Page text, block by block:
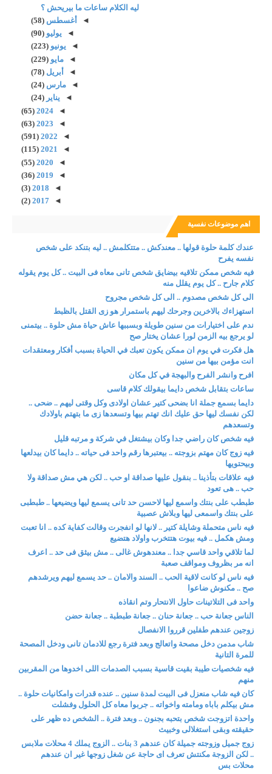
ليه الكلام ساعات ما بيريحش ؟
◄
أغسطس(58)
◄ يوليو(90)
◄ يونيو(223)
◄مايو(229)
◄
أبريل(78)
◄مارس(24)
◄ يناير(24)
◄
2024
(65)
◄
2023
(63)
◄
2022
(591)
◄
2021
(115)
◄
2020
(55)
◄
2019
(36)
◄
2018
(3)
◄
2017
(2)
اهم موضوعات نفسية
عندك كلمة حلوة قولها .. معندكش .. متتكلمش .. ليه بتنكد على شخص
نفسه يفرح
فيه شخص ممكن تلاقيه بيضايق شخص تانى معاه فى البيت .. كل يوم يقوله
كلام جارح .. كل يوم يقلل منه
الى كل شخص مصدوم .. الى كل شخص مجروح
استهزاءك بالاخرين وجرحك ليهم باستمرار هو زى القتل بالظبط
ندم على اختيارات من سنين طويلة وبسببها عاش حياة مش حلوة .. بيتمنى
لو يرجع بيه الزمن لورا عشان يختار صح
هل فكرت في يوم ان ممكن يكون تعبك في الحياة بسبب أفكار ومعتقدات
انت مؤمن بيها من سنين
افرح وانشر الفرح والبهجة في كل مكان
ساعات بتقابل شخص دايما بيقولك كلام قاسى
دايما بسمع جملة انا بضحى كتير عشان اولادى وكل وقتى ليهم .. ضحى ..
لكن نفسك ليها حق عليك انك تهتم بيها وتسعدها زى ما بتهتم باولادك
وتسعدهم
فيه شخص كان راضي جدا وكان بيشتغل في شركة و مرتبه قليل
فيه زوج كان مهتم بزوجته .. بيعتبرها رقم واحد فى حياته .. دايما كان بيدلعها
وبيحتويها
فيه علاقات بتأذينا .. بنقول عليها صداقة او حب .. لكن هي مش صداقة ولا
حب .. هى تعود
طبطب على بنتك واسمع ليها لاحسن حد تانى يسمع ليها ويضيعها .. طبطبى
على بنتك واسمعى ليها وبلاش عصبية
فيه ناس متحملة وشايلة كتير .. لانها لو انفجرت وقالت كفاية كده .. انا تعبت
ومش هكمل .. فيه بيوت هتتخرب واولاد هتضيع
لما تلاقي واحد قاسي جدا .. معندهوش غالى .. مش بيثق فى حد .. اعرف
انه مر بظروف ومواقف صعبة
فيه ناس لو كانت لاقية الحب .. السند والامان .. حد يسمع ليهم ويرشدهم
صح .. مكنوش ضاعوا
واحد فى التلاتينات حاول الانتحار وتم انقاذه
الناس جعانة حب .. جعانة حنان .. جعانة طبطبة .. جعانة حضن
زوجين عندهم طفلين قرروا الانفصال
شاب مدمن دخل مصحة واتعالج وبعد فترة رجع للادمان تانى ودخل المصحة
للمرة التانية
فيه شخصيات طيبة بقيت قاسية بسبب الصدمات اللى اخدوها من المقربين
منهم
كان فيه شاب منعزل فى البيت لمدة سنين .. عنده قدرات وامكانيات حلوة ..
مش بيكلم باباه ومامته واخواته .. جربوا معاه كل الحلول وفشلت
واحدة اتزوجت شخص بتحبه بجنون .. وبعد فترة .. الشخص ده ظهر على
حقيقته وبقى استغلالى وخبيث
زوج جميل وزوجته جميلة كان عندهم 3 بنات .. الزوج يملك 4 محلات ملابس
.. لكن الزوجة مكنتش تعرف اى حاجة عن شغل زوجها غير ان عندهم
محلات بس